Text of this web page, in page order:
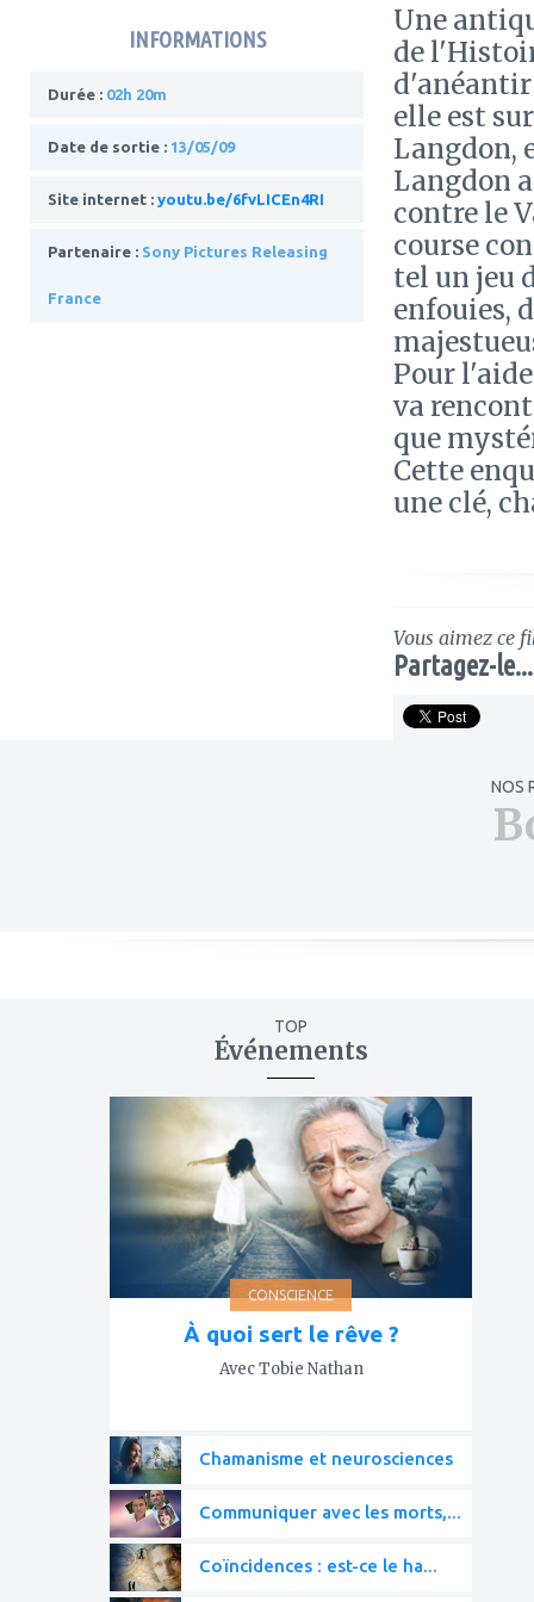
INFORMATIONS
Durée : 02h 20m
Date de sortie : 13/05/09
Site internet : youtu.be/6fvLICEn4RI
Partenaire : Sony Pictures Releasing
France
Une
de
d'anéantir
elle est
Langdon,
Langdon
contre le
course
tel un jeu
enfouies,
Pour
va
que
Cette
une clé,
Vous aimez ce
Partagez-le...
NOS
TOP
Événements
CONSCIENCE
À quoi sert le rêve ?
Avec Tobie Nathan
Chamanisme et neurosciences
Communiquer avec les morts,...
Coïncidences : est-ce le ha...